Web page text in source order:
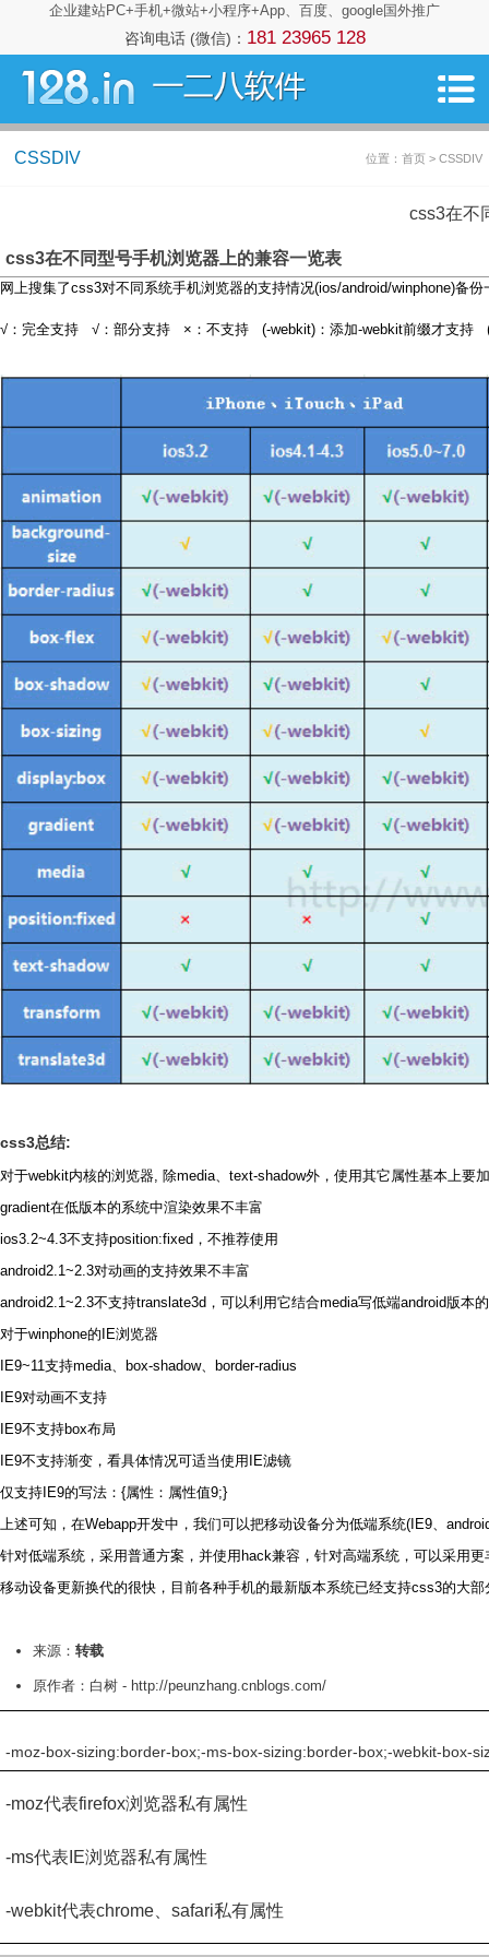
企业建站PC+手机+微站+小程序+App、百度、google国外推广
咨询电话 (微信)： 181 23965 128
CSSDIV 位置：首页 > CSSDIV
css3在不
css3在不同型号手机浏览器上的兼容一览表
网上搜集了css3对不同系统手机浏览器的支持情况(ios/android/winphone)备
√：完全支持 √：部分支持 ×：不支持 (-webkit)：添加-webkit前缀才支持
css3总结:
对于webkit内核的浏览器, 除media、text-shadow外，使用其它属性基本上要
gradient在低版本的系统中渲染效果不丰富
ios3.2~4.3不支持position:fixed，不推荐使用
android2.1~2.3对动画的支持效果不丰富
android2.1~2.3不支持translate3d，可以利用它结合media写低端android版本
对于winphone的IE浏览器
IE9~11支持media、box-shadow、border-radius
IE9对动画不支持
IE9不支持box布局
IE9不支持渐变，看具体情况可适当使用IE滤镜
仅支持IE9的写法：{属性：属性值9;}
上述可知，在Webapp开发中，我们可以把移动设备分为低端系统(IE9、
针对低端系统，采用普通方案，并使用hack兼容，针对高端系统，可以采用
移动设备更新换代的很快，目前各种手机的最新版本系统已经支持css3的大
来源： 转载
原作者： 白树 - http://peunzhang.cnblogs.com/
-moz-box-sizing:border-box;-ms-box-sizing:border-box;-webkit-box-
-moz代表firefox浏览器私有属性
-ms代表IE浏览器私有属性
-webkit代表chrome、safari私有属性